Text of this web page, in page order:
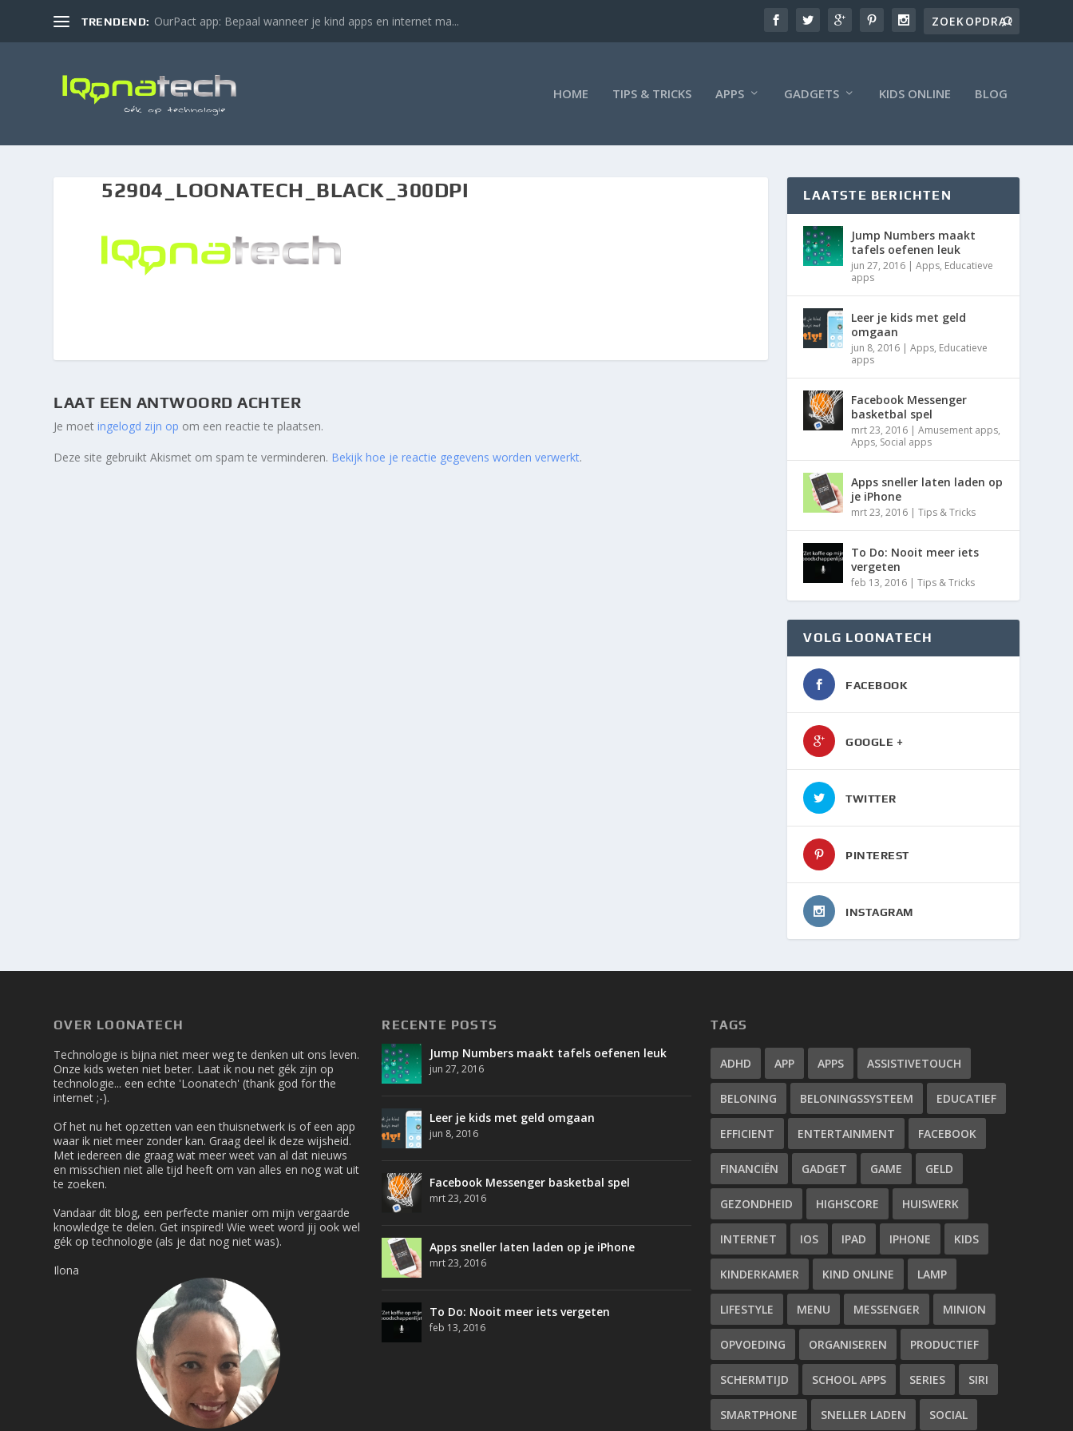
TRENDEND: OurPact app: Bepaal wanneer je kind apps en internet ma...
HOME TIPS & TRICKS APPS GADGETS KIDS ONLINE BLOG
52904_LOONATECH_BLACK_300DPI
LAAT EEN ANTWOORD ACHTER
Je moetingelogd zijn op om een reactie te plaatsen.
Deze site gebruikt Akismet om spam te verminderen. Bekijk hoe je reactie gegevens worden verwerkt.
LAATSTE BERICHTEN
Jump Numbers maakt
tafels oefenen leuk
jun 27, 2016 |Apps, Educatieve
apps
Leer je kids met geld
omgaan
jun 8, 2016 |Apps, Educatieve
apps
Facebook Messenger
basketbal spel
mrt 23, 2016 |Amusement apps,
Apps, Social apps
Apps sneller laten laden op
je iPhone
mrt 23, 2016 |Tips & Tricks
To Do: Nooit meer iets
vergeten
feb 13, 2016 |Tips & Tricks
VOLG LOONATECH
FACEBOOK
GOOGLE +
TWITTER
PINTEREST
INSTAGRAM
OVER LOONATECH
Technologie is bijna niet meer weg te denken uit ons leven.
Onze kids weten niet beter. Laat ik nou net gék zijn op
technologie... een echte 'Loonatech' (thank god for the
internet ;-).
Of het nu het opzetten van een thuisnetwerk is of een app
waar ik niet meer zonder kan. Graag deel ik deze wijsheid.
Met iedereen die graag wat meer weet van al dat nieuws
en misschien niet alle tijd heeft om van alles en nog wat uit
te zoeken.
Vandaar dit blog, een perfecte manier om mijn vergaarde
knowledge te delen. Get inspired! Wie weet word jij ook wel
gék op technologie (als je dat nog niet was).
Ilona
RECENTE POSTS
Jump Numbers maakt tafels oefenen leuk
jun 27, 2016
Leer je kids met geld omgaan
jun 8, 2016
Facebook Messenger basketbal spel
mrt 23, 2016
Apps sneller laten laden op je iPhone
mrt 23, 2016
To Do: Nooit meer iets vergeten
feb 13, 2016
TAGS
ADHD APP APPS ASSISTIVETOUCH
BELONING BELONINGSSYSTEEM EDUCATIEF
EFFICIENT ENTERTAINMENT FACEBOOK
FINANCIËN GADGET GAME GELD
GEZONDHEID HIGHSCORE HUISWERK
INTERNET IOS IPAD IPHONE KIDS
KINDERKAMER KIND ONLINE LAMP
LIFESTYLE MENU MESSENGER MINION
OPVOEDING ORGANISEREN PRODUCTIEF
SCHERMTIJD SCHOOL APPS SERIES SIRI
SMARTPHONE SNELLER LADEN SOCIAL